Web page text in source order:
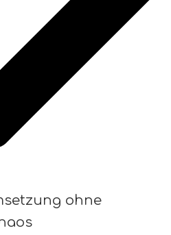
ohne